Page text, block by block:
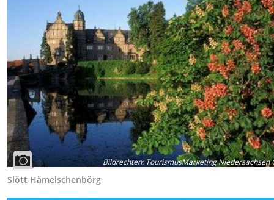
Bildrechten:TourismusMarketing Niedersachsen
Slött Hämelschenbörg